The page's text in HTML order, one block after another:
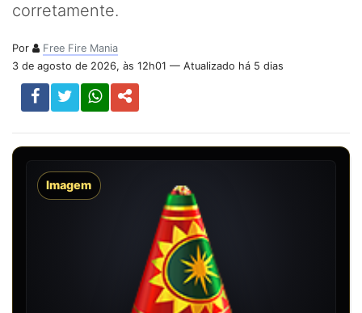
corretamente.
Por
Free Fire Mania
3 de agosto de 2026, às 12h01 — Atualizado há 5 dias
Imagem